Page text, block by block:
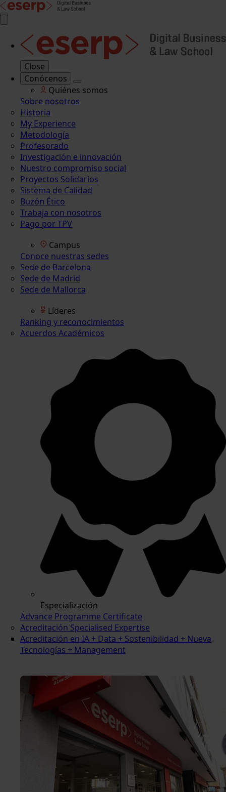
Close
Conócenos
Quiénes somos
Sobre nosotros
Historia
My Experience
Metodología
Profesorado
Investigación e innovación
Nuestro compromiso social
Proyectos Solidarios
Sistema de Calidad
Buzón Ético
Trabaja con nosotros
Pago por TPV
Campus
Conoce nuestras sedes
Sede de Barcelona
Sede de Madrid
Sede de Mallorca
Líderes
Ranking y reconocimientos
Acuerdos Académicos
Especialización
Advance Programme Certificate
Acreditación Specialised Expertise
Acreditación en IA + Data + Sostenibilidad + Nueva
Tecnologías + Management